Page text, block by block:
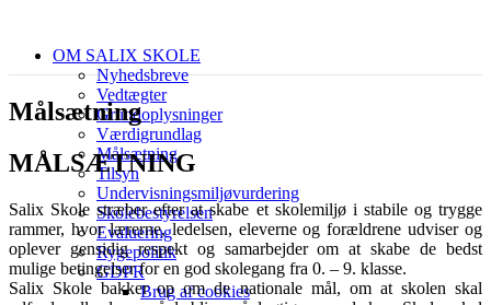
OM SALIX SKOLE
Nyhedsbreve
Vedtægter
Grundoplysninger
Værdigrundlag
Målsætning
Tilsyn
Undervisningsmiljøvurdering
Skolebestyrelsen
Evaluering
Rygepolitik
GDPR
Brug af cookies
Målsætning
MÅLSÆTNING
Salix Skole stræber efter at skabe et skolemiljø i stabile og trygge
rammer, hvor lærerne, ledelsen, eleverne og forældrene udviser og
oplever gensidig respekt og samarbejder om at skabe de bedst
mulige betingelser for en god skolegang fra 0. – 9. klasse.
Salix Skole bakker op om de nationale mål, om at skolen skal